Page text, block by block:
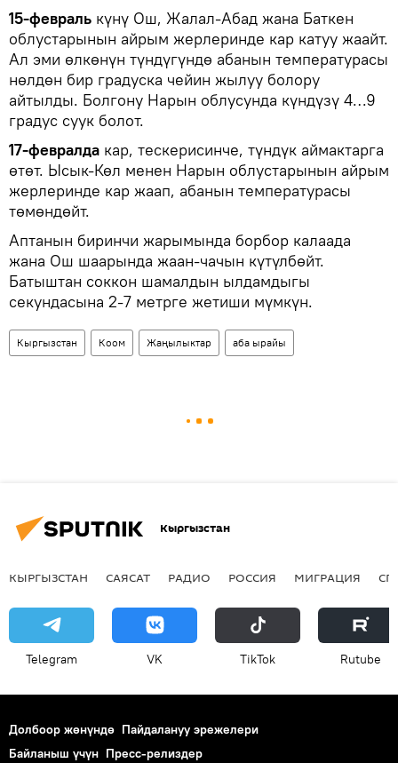
15-февраль күнү Ош, Жалал-Абад жана Баткен
облустарынын айрым жерлеринде кар катуу жаайт.
Ал эми өлкөнүн түндүгүндө абанын температурасы
нөлдөн бир градуска чейин жылуу болору
айтылды. Болгону Нарын облусунда күндүзү 4…9
градус суук болот.
17-февралда кар, тескерисинче, түндүк аймактарга
өтөт. Ысык-Көл менен Нарын облустарынын айрым
жерлеринде кар жаап, абанын температурасы
төмөндөйт.
Аптанын биринчи жарымында борбор калаада
жана Ош шаарында жаан-чачын күтүлбөйт.
Батыштан соккон шамалдын ылдамдыгы
секундасына 2-7 метрге жетиши мүмкүн.
Кыргызстан Коом Жаңылыктар аба ырайы
Кыргызстан
КЫРГЫЗСТАН САЯСАТ РАДИО РОССИЯ МИГРАЦИЯ
Telegram VK ТikТоk Rutube
Долбоор жөнүндө Пайдалануу эрежелери
Байланыш үчүн Пресс-релиздер